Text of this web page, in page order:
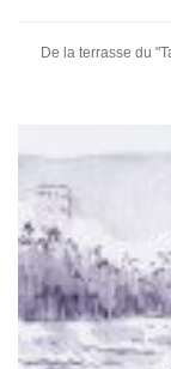
De la terrasse du